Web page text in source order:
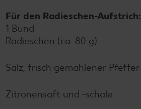
Für den Radieschen-Aufstrich:
1 Bund
Radieschen (ca. 80 g)
Salz, frisch gemahlener Pfeffer
Zitronensaft und -schale